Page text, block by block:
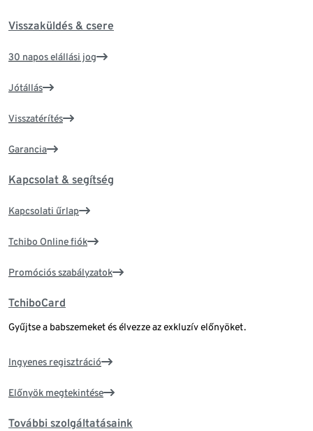
Visszaküldés & csere
30 napos elállási jog
Jótállás
Visszatérítés
Garancia
Kapcsolat & segítség
Kapcsolati űrlap
Tchibo Online fiók
Promóciós szabályzatok
TchiboCard
Gyűjtse a babszemeket és élvezze az exkluzív előnyöket.
Ingyenes regisztráció
Előnyök megtekintése
További szolgáltatásaink